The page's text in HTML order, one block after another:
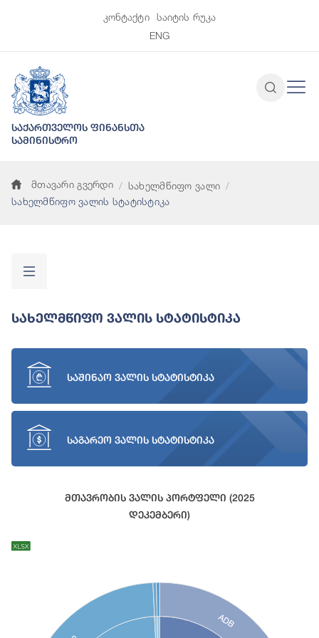
კონტაქტი
საიტის რუკა
ENG
საქართველოს ფინანსთა
სამინისტრო
მთავარი გვერდი
სახელმწიფო ვალი
სახელმწიფო ვალის სტატისტიკა
Სახელმწიფო Ვალის Სტატისტიკა
საშინაო ვალის სტატისტიკა
საგარეო ვალის სტატისტიკა
Მთავრობის Ვალის Პორტფელი (2025
Დეკემბერი)
Chart with 27 data points.
View as data table, Chart
ADB